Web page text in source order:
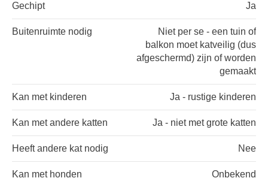
Gechipt Ja
Buitenruimte nodig
Niet per se - een tuin of
balkon moet katveilig (dus
afgeschermd) zijn of worden
gemaakt
Kan met kinderen Ja - rustige kinderen
Kan met andere katten Ja - niet met grote katten
Heeft andere kat nodig Nee
Kan met honden Onbekend